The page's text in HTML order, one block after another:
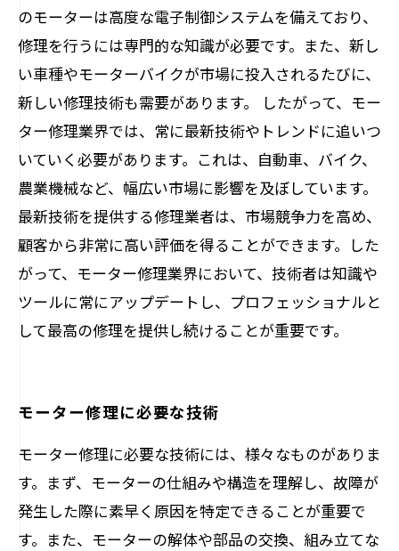
のモーターは高度な電子制御システムを備えており、
修理を行うには専門的な知識が必要です。また、新し
い車種やモーターバイクが市場に投入されるたびに、
新しい修理技術も需要があります。 したがって、モー
ター修理業界では、常に最新技術やトレンドに追いつ
いていく必要があります。これは、自動車、バイク、
農業機械など、幅広い市場に影響を及ぼしています。
最新技術を提供する修理業者は、市場競争力を高め、
顧客から非常に高い評価を得ることができます。した
がって、モーター修理業界において、技術者は知識や
ツールに常にアップデートし、プロフェッショナルと
して最高の修理を提供し続けることが重要です。
モーター修理に必要な技術
モーター修理に必要な技術には、様々なものがありま
す。まず、モーターの仕組みや構造を理解し、故障が
発生した際に素早く原因を特定できることが重要で
す。また、モーターの解体や部品の交換、組み立てな